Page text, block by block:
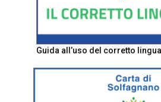
Guida all’uso del corretto